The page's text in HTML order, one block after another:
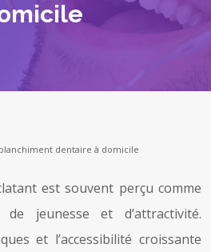
dentaire à domicile
est souvent perçu comme
jeunesse et d’attractivité.
et l’accessibilité croissante